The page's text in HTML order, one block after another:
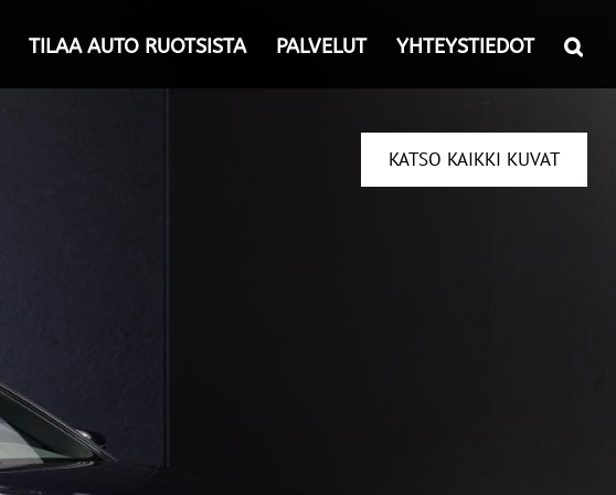
TILAA AUTO RUOTSISTA PALVELUT YHTEYSTIEDOT
KATSO KAIKKI KUVAT